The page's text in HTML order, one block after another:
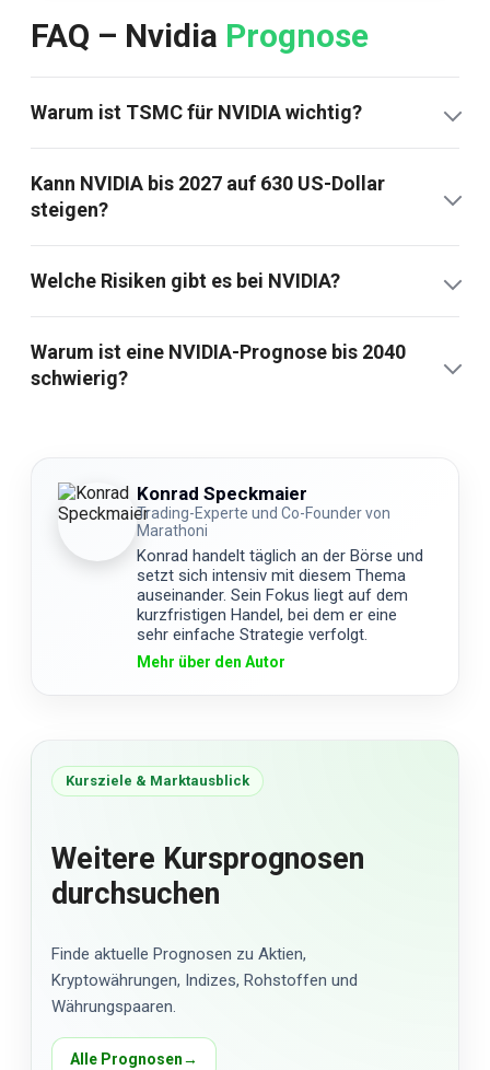
FAQ – Nvidia Prognose
Warum ist TSMC für NVIDIA wichtig?
Kann NVIDIA bis 2027 auf 630 US-Dollar
steigen?
Welche Risiken gibt es bei NVIDIA?
Warum ist eine NVIDIA-Prognose bis 2040
schwierig?
Konrad Speckmaier
Trading-Experte und Co-Founder von
Marathoni
Konrad handelt täglich an der Börse und
setzt sich intensiv mit diesem Thema
auseinander. Sein Fokus liegt auf dem
kurzfristigen Handel, bei dem er eine
sehr einfache Strategie verfolgt.
Mehr über den Autor
Kursziele & Marktausblick
Weitere Kursprognosen
durchsuchen
Finde aktuelle Prognosen zu Aktien,
Kryptowährungen, Indizes, Rohstoffen und
Währungspaaren.
Alle Prognosen→